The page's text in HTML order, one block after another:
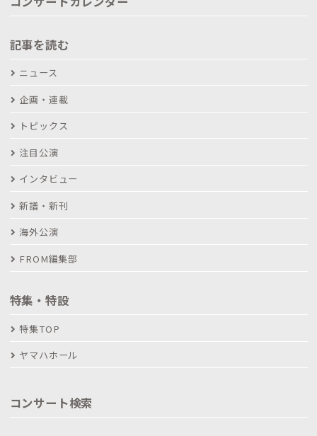
記事を読む
ニュース
企画・連載
トピックス
注目公演
インタビュー
新譜・新刊
海外公演
FROM編集部
特集・特設
特集TOP
ヤマハホール
コンサート検索